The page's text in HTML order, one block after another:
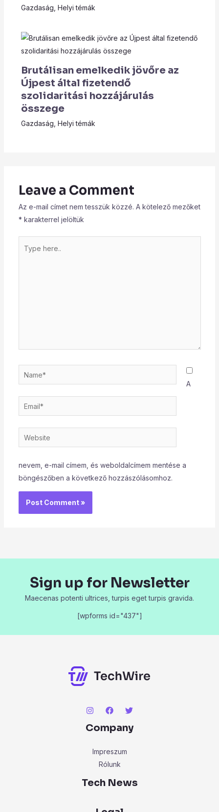
Gazdaság Helyi témák
Brutálisan emelkedik jövőre az
Újpest által fizetendő
szolidaritási hozzájárulás
összege
Gazdaság Helyi témák
Leave a Comment
Az e-mail címet nem tesszük közzé. A kötelező mezőket
* karakterrel jelöltük
here..
Name*
Email*
Website
A
nevem, e-mail címem, és weboldalcímem mentése a
böngészőben a következő hozzászólásomhoz.
Sign up for Newsletter
Maecenas potenti ultrices, turpis eget turpis gravida.
[wpforms id="437"]
Company
Impreszum
Rólunk
Tech News